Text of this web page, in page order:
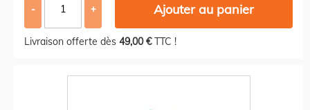
- + Ajouter au panier
Livraison offerte dès 49,00 €TTC !